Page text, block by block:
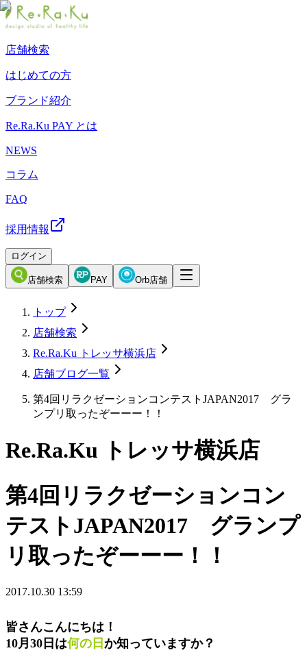
店舗検索
はじめての方
ブランド紹介
Re.Ra.Ku PAY とは
NEWS
コラム
FAQ
採用情報
ログイン
店舗検索 PAY Orb店舗
トップ
店舗検索
Re.Ra.Ku トレッサ横浜店
店舗ブログ一覧
第4回リラクゼーションコンテストJAPAN2017 グラ
ンプリ取ったぞーーー！！
Re.Ra.Ku トレッサ横浜店
第4回リラクゼーションコン
テストJAPAN2017 グランプ
リ取ったぞーーー！！
2017.10.30 13:59
皆さんこんにちは！
10月30日は何の日 か知っていますか？